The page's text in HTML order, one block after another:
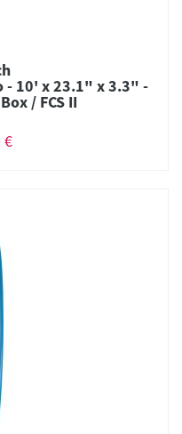
- 10' x 23.1" x 3.3" -
/ FCS II
€